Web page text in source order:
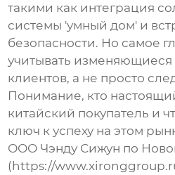
такими как интеграция
системы 'умный дом' и
безопасности. Но самое
учитывать
клиентов, а не просто
Понимание, кто
китайский покупатель и
ключ к успеху на этом
ООО Чэнду Сижун по
(https://